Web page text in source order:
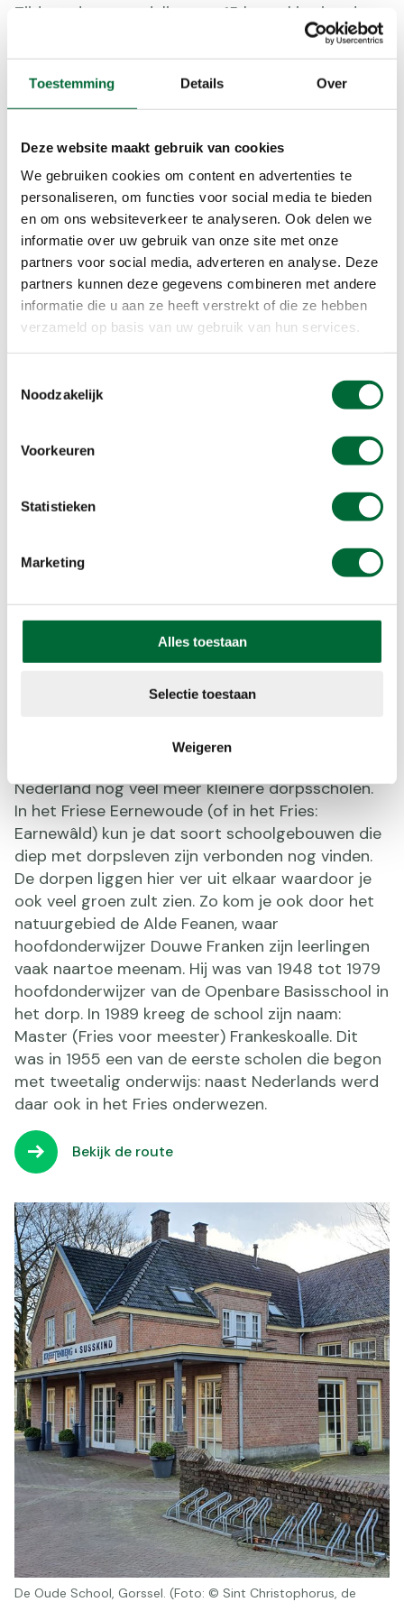
Toestemming Details Over
Deze website maakt gebruik van cookies
We gebruiken cookies om content en advertenties te
personaliseren, om functies voor social media te bieden
en om ons websiteverkeer te analyseren. Ook delen we
informatie over uw gebruik van onze site met onze
partners voor social media, adverteren en analyse. Deze
partners kunnen deze gegevens combineren met andere
informatie die u aan ze heeft verstrekt of die ze hebben
verzameld op basis van uw gebruik van hun services.
Noodzakelijk
Voorkeuren
Statistieken
Marketing
Alles toestaan
Selectie toestaan
Weigeren
Tijdens deze wandeling van 15 km zul je zien dat
veel van de gebouwen van Dudok nog fier
overeind staan. Sommige schoolgebouwen zijn
zelfs nog in gebruik als school, zoals de
Lorentzschool. De route neemt je ook verder mee
Maria Montessori woonde. De wandeling eindigt
in Blaricum.
Bekijk de route
Dorpsscholen in het Friese
Nederland nog veel meer kleinere dorpsscholen.
In het Friese Eernewoude (of in het Fries:
Earnewâld) kun je dat soort schoolgebouwen die
diep met dorpsleven zijn verbonden nog vinden.
De dorpen liggen hier ver uit elkaar waardoor je
ook veel groen zult zien. Zo kom je ook door het
natuurgebied de Alde Feanen, waar
hoofdonderwijzer Douwe Franken zijn leerlingen
vaak naartoe meenam. Hij was van 1948 tot 1979
hoofdonderwijzer van de Openbare Basisschool in
het dorp. In 1989 kreeg de school zijn naam:
Master (Fries voor meester) Frankeskoalle. Dit
was in 1955 een van de eerste scholen die begon
met tweetalig onderwijs: naast Nederlands werd
daar ook in het Fries onderwezen.
Bekijk de route
Frankeskoalle, Eernewoude. (Foto: © scholenopdekaart.nl)
De Oude School, Gorssel. (Foto: © Sint Christophorus, de